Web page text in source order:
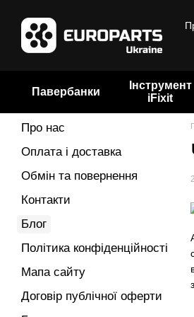
Павербанки
Інструмент
iFixit
Про нас
Оплата і доставка
Обмін та повернення
Контакти
Блог
Політика конфіденційності
Мапа сайту
Договір публічної оферти